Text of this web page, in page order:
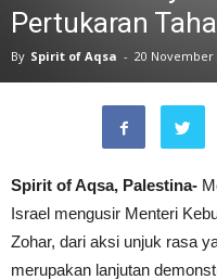
Pertukaran
By Spirit of Aqsa - 20 November
Spirit of Aqsa, Palestina-
Israel mengusir Menteri
Zohar, dari aksi unjuk rasa
merupakan lanjutan